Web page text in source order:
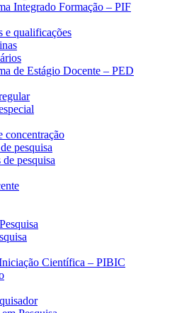
Integrado Formação – PIF
e qualificações
de Estágio Docente – PED
concentração
pesquisa
pesquisa
Científica – PIBIC